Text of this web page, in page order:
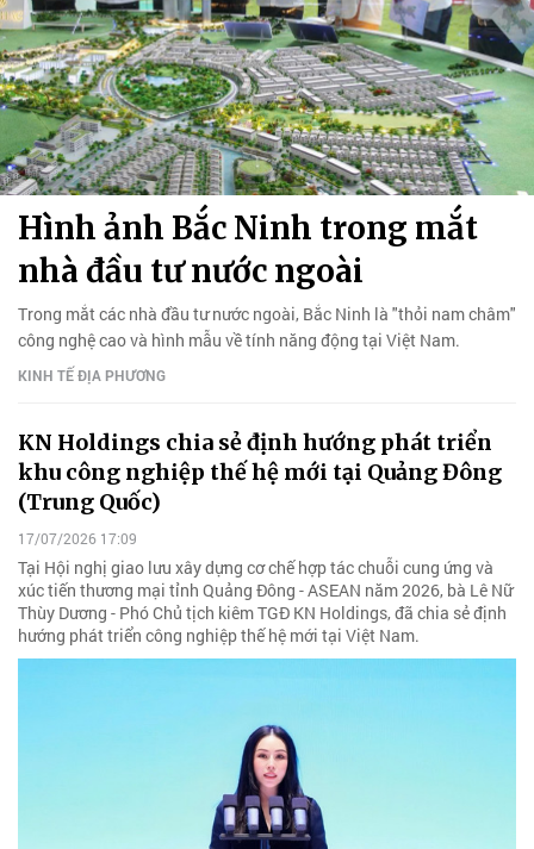
Hình ảnh Bắc Ninh trong mắt
nhà đầu tư nước ngoài
Trong mắt các nhà đầu tư nước ngoài, Bắc Ninh là "thỏi nam châm"
công nghệ cao và hình mẫu về tính năng động tại Việt Nam.
KINH TẾ ĐỊA PHƯƠNG
KN Holdings chia sẻ định hướng phát triển
khu công nghiệp thế hệ mới tại Quảng Đông
(Trung Quốc)
17/07/2026 17:09
Tại Hội nghị giao lưu xây dựng cơ chế hợp tác chuỗi cung ứng và
xúc tiến thương mại tỉnh Quảng Đông - ASEAN năm 2026, bà Lê Nữ
Thùy Dương - Phó Chủ tịch kiêm TGĐ KN Holdings, đã chia sẻ định
hướng phát triển công nghiệp thế hệ mới tại Việt Nam.